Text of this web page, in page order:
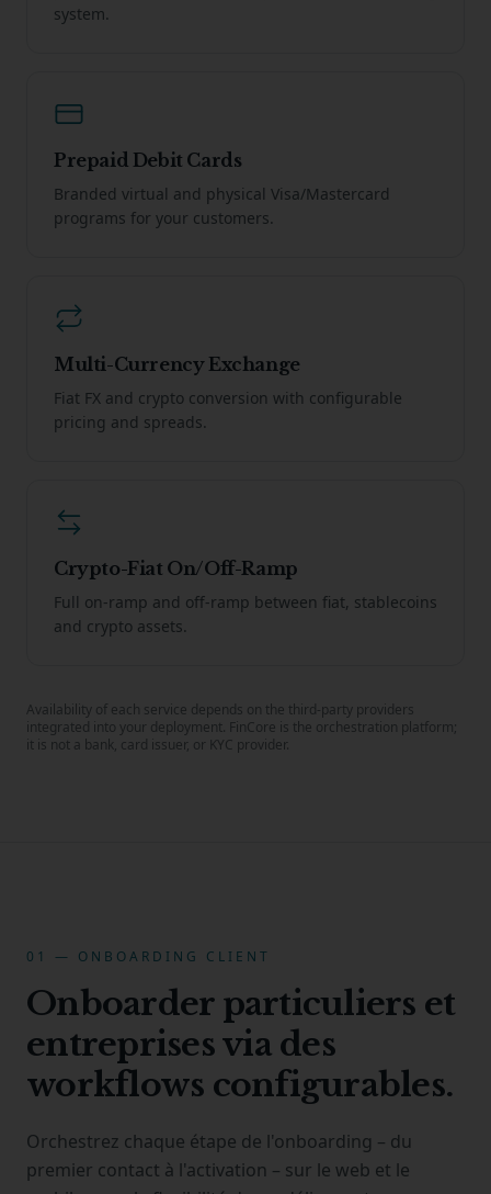
system.
Prepaid Debit Cards
Branded virtual and physical Visa/Mastercard
programs for your customers.
Multi-Currency Exchange
Fiat FX and crypto conversion with configurable
pricing and spreads.
Crypto-Fiat On/Off-Ramp
Full on-ramp and off-ramp between fiat, stablecoins
and crypto assets.
Availability of each service depends on the third-party providers
integrated into your deployment. FinCore is the orchestration platform;
it is not a bank, card issuer, or KYC provider.
01 — ONBOARDING CLIENT
Onboarder particuliers et
entreprises via des
workflows configurables.
Orchestrez chaque étape de l'onboarding – du
premier contact à l'activation – sur le web et le